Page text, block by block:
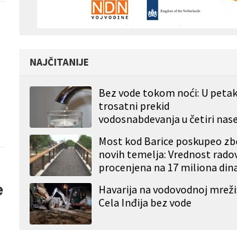
NAJČITANIJE
Bez vode tokom noći: U petak
trosatni prekid
vodosnabdevanja u četiri
Most kod Barice poskupeo
novih temelja: Vrednost
procenjena na 17 miliona
Havarija na vodovodnoj mreži:
Cela Inđija bez vode